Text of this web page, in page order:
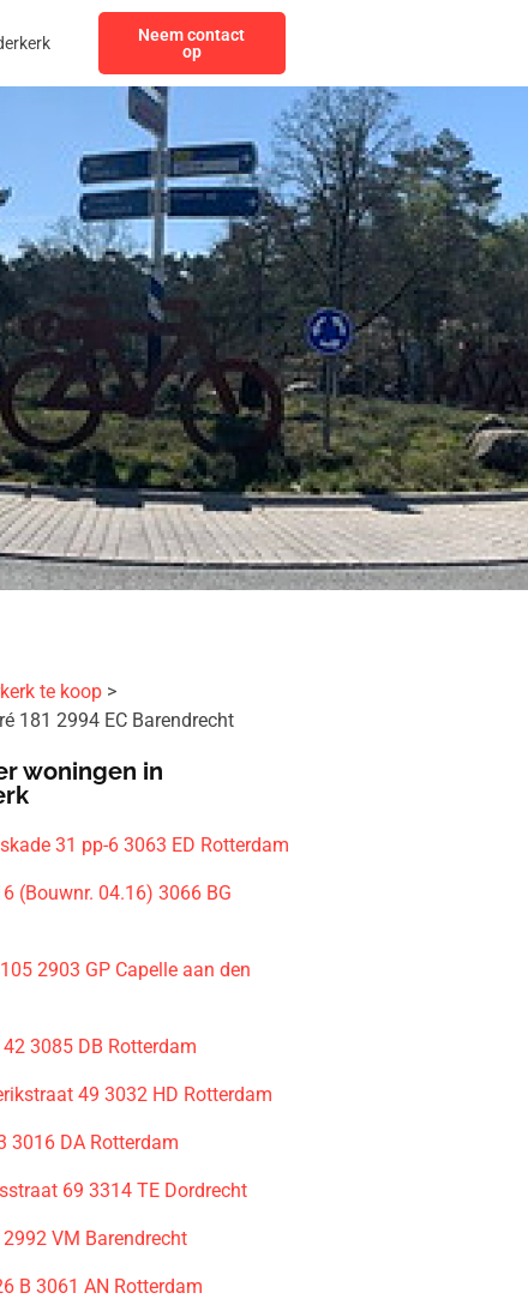
Neem contact
op
te koop
181 2994 EC Barendrecht
woningen in
31 pp-6 3063 ED Rotterdam
(Bouwnr. 04.16) 3066 BG
2903 GP Capelle aan den
3085 DB Rotterdam
49 3032 HD Rotterdam
3016 DA Rotterdam
69 3314 TE Dordrecht
VM Barendrecht
B 3061 AN Rotterdam